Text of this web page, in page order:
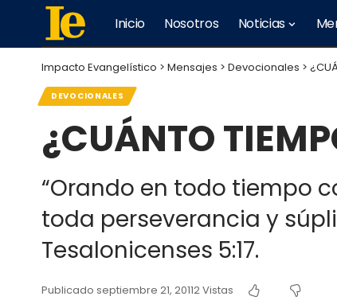
Inicio Nosotros Noticias
Impacto Evangelístico > Mensajes > Devocionales >
DEVOCIONALES
¿CUÁNTO
“Orando en todo tiempo
toda perseverancia y
Tesalonicenses 5:17.
Publicado septiembre 21, 20112 Vistas